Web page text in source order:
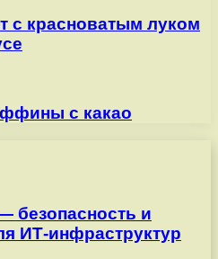
с красноватым луком
с какао
безопасность и
ИТ-инфраструктур